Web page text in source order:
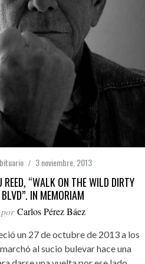
3 noviembre, 2013
“WALK ON THE WILD DIRTY
BLVD”. IN MEMORIAM
por Carlos Pérez Báez
un 27 de octubre de 2013 a los
al sucio bulevar hace una